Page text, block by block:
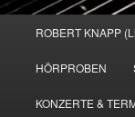
ROBERT KNAPP
HÖRPROBEN
KONZERTE &